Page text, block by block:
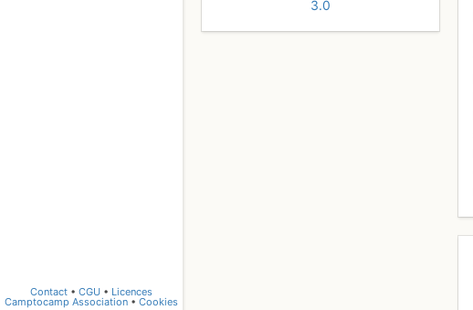
Contact • CGU • Licences
Camptocamp Association • Cookies
3.0